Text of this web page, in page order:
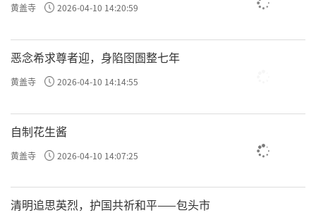
黄盖寺 2026-04-10 14:20:59
恶念希求尊者迎，身陷囹圄整七年
黄盖寺 2026-04-10 14:14:55
自制花生酱
黄盖寺 2026-04-10 14:07:25
清明追思英烈，护国共祈和平——包头市